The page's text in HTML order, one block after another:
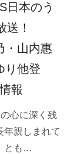
日本のう
送！
・山内惠
り他登
報
心に深く残
年親しまれて
とも…